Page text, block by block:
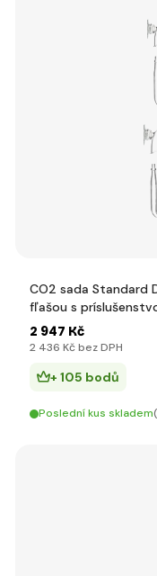
CO2 sada Standard
fľašou s
2 947 Kč
2 436 Kč bez DPH
+ 105 bodů
Poslední kus skladem